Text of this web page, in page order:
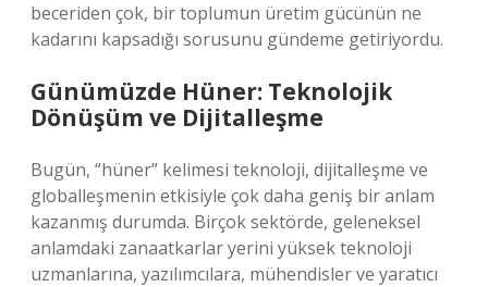
beceriden çok, bir toplumun üretim gücünün ne
kadarını kapsadığı sorusunu gündeme getiriyordu.
Günümüzde Hüner: Teknolojik
Dönüşüm ve Dijitalleşme
Bugün, “hüner” kelimesi teknoloji, dijitalleşme ve
globalleşmenin etkisiyle çok daha geniş bir anlam
kazanmış durumda. Birçok sektörde, geleneksel
anlamdaki zanaatkarlar yerini yüksek teknoloji
uzmanlarına, yazılımcılara, mühendisler ve yaratıcı